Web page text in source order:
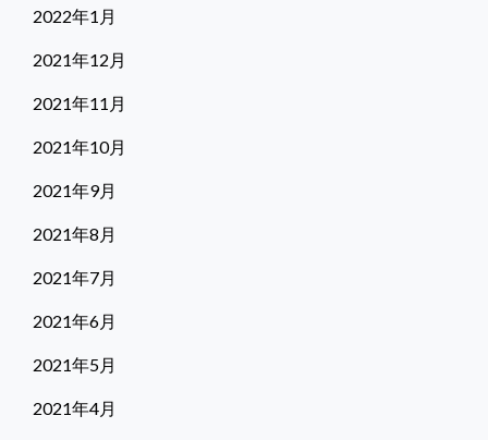
2022年1月
2021年12月
2021年11月
2021年10月
2021年9月
2021年8月
2021年7月
2021年6月
2021年5月
2021年4月